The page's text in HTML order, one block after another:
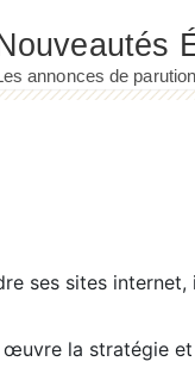
ses sites
la stratégie